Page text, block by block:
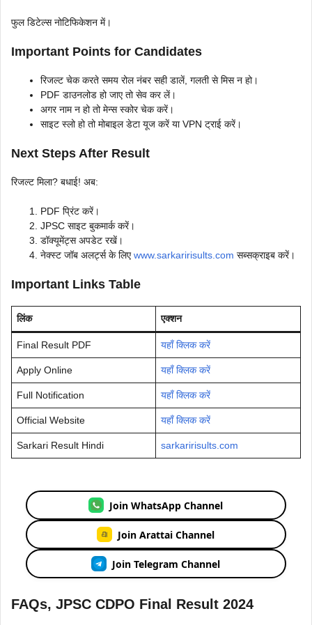
फुल डिटेल्स नोटिफिकेशन में।
Important Points for Candidates
रिजल्ट चेक करते समय रोल नंबर सही डालें, गलती से मिस न हो।
PDF डाउनलोड हो जाए तो सेव कर लें।
अगर नाम न हो तो मेन्स स्कोर चेक करें।
साइट स्लो हो तो मोबाइल डेटा यूज करें या VPN ट्राई करें।
Next Steps After Result
रिजल्ट मिला? बधाई! अब:
PDF प्रिंट करें।
JPSC साइट बुकमार्क करें।
डॉक्यूमेंट्स अपडेट रखें।
नेक्स्ट जॉब अलर्ट्स के लिएwww.sarkaririsults.com सब्सक्राइब करें।
Important Links Table
लिंक एक्शन
Final Result PDF यहाँ क्लिक करें
Apply Online यहाँ क्लिक करें
Full Notification यहाँ क्लिक करें
Official Website यहाँ क्लिक करें
Sarkari Result Hindi sarkaririsults.com
Join WhatsApp Channel
Join Arattai Channel
Join Telegram Channel
FAQs, JPSC CDPO Final Result 2024